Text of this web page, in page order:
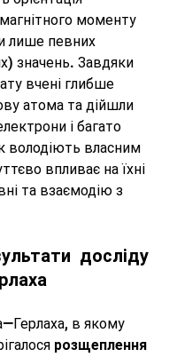
моменту
лише певних
значень. Завдяки
вчені глибше
атома та дійшли
і багато
володіють власним
впливає на їхні
та взаємодію з
досліду
в якому
розщеплення